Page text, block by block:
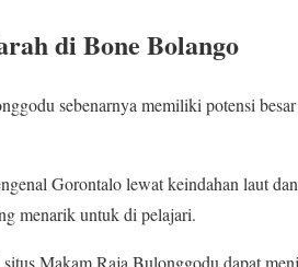
di Bone Bolango
sebenarnya memiliki potensi
Gorontalo lewat keindahan laut
menarik untuk di pelajari.
Makam Raja Bulonggodu dapat